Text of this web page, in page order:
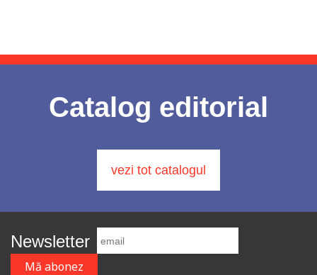
Catalog editorial
vezi tot catalogul
Newsletter